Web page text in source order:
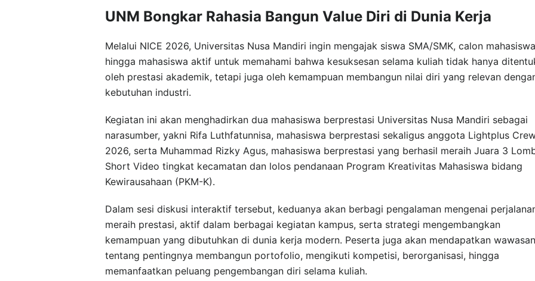
UNM Bongkar Rahasia Bangun Value Diri di Dunia Kerja
Melalui NICE 2026, Universitas Nusa Mandiri ingin mengajak siswa SMA/SMK, calon
hingga mahasiswa aktif untuk memahami bahwa kesuksesan selama kuliah tidak hanya
oleh prestasi akademik, tetapi juga oleh kemampuan membangun nilai diri yang relevan
kebutuhan industri.
Kegiatan ini akan menghadirkan dua mahasiswa berprestasi Universitas Nusa Mandiri sebagai
narasumber, yakni Rifa Luthfatunnisa, mahasiswa berprestasi sekaligus anggota Lightplus
2026, serta Muhammad Rizky Agus, mahasiswa berprestasi yang berhasil meraih Juara 3
Short Video tingkat kecamatan dan lolos pendanaan Program Kreativitas Mahasiswa bidang
Kewirausahaan (PKM-K).
Dalam sesi diskusi interaktif tersebut, keduanya akan berbagi pengalaman mengenai
meraih prestasi, aktif dalam berbagai kegiatan kampus, serta strategi mengembangkan
kemampuan yang dibutuhkan di dunia kerja modern. Peserta juga akan mendapatkan wawasan
tentang pentingnya membangun portofolio, mengikuti kompetisi, berorganisasi, hingga
memanfaatkan peluang pengembangan diri selama kuliah.